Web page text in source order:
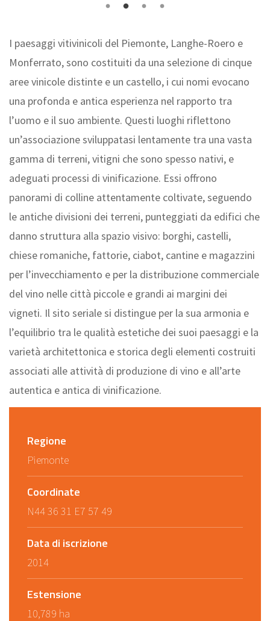
I paesaggi vitivinicoli del Piemonte, Langhe-Roero e
Monferrato, sono costituiti da una selezione di cinque
aree vinicole distinte e un castello, i cui nomi evocano
una profonda e antica esperienza nel rapporto tra
l’uomo e il suo ambiente. Questi luoghi riflettono
un’associazione sviluppatasi lentamente tra una vasta
gamma di terreni, vitigni che sono spesso nativi, e
adeguati processi di vinificazione. Essi offrono
panorami di colline attentamente coltivate, seguendo
le antiche divisioni dei terreni, punteggiati da edifici che
danno struttura alla spazio visivo: borghi, castelli,
chiese romaniche, fattorie, ciabot, cantine e magazzini
per l’invecchiamento e per la distribuzione commerciale
del vino nelle città piccole e grandi ai margini dei
vigneti. Il sito seriale si distingue per la sua armonia e
l’equilibrio tra le qualità estetiche dei suoi paesaggi e la
varietà architettonica e storica degli elementi costruiti
associati alle attività di produzione di vino e all’arte
autentica e antica di vinificazione.
Regione
Piemonte
Coordinate
N44 36 31 E7 57 49
Data di iscrizione
2014
Estensione
10,789 ha